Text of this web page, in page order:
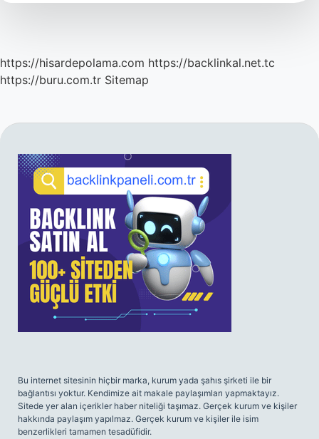
https://hisardepolama.com https://backlinkal.net.tc
https://buru.com.tr Sitemap
SIDEBAR
Bu internet sitesinin hiçbir marka, kurum yada şahıs şirketi ile bir
bağlantısı yoktur. Kendimize ait makale paylaşımları yapmaktayız.
Sitede yer alan içerikler haber niteliği taşımaz. Gerçek kurum ve kişiler
hakkında paylaşım yapılmaz. Gerçek kurum ve kişiler ile isim
benzerlikleri tamamen tesadüfidir.